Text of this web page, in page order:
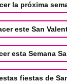
la próxima
este San
esta Semana
fiestas de